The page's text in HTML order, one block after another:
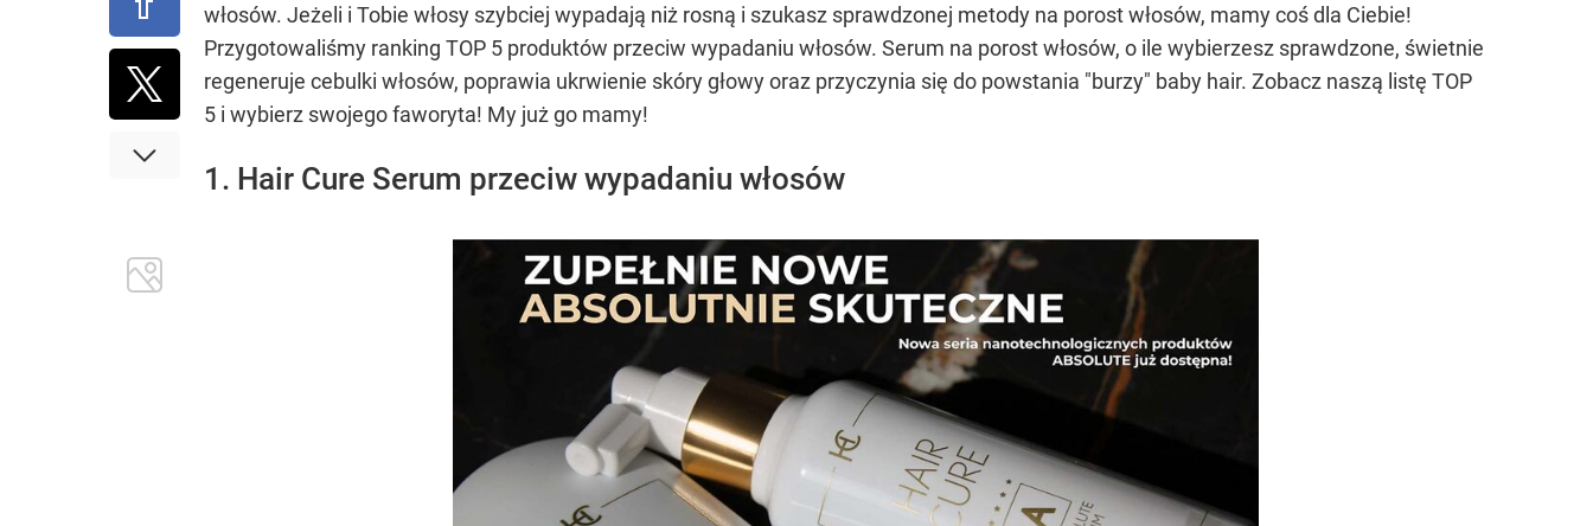
włosów. Jeżeli i Tobie włosy szybciej wypadają niż rosną i szukasz sprawdzonej metody na porost włosów, mamy coś dla Ciebie!
Przygotowaliśmy ranking TOP 5 produktów przeciw wypadaniu włosów. Serum na porost włosów, o ile wybierzesz sprawdzone, świetnie
regeneruje cebulki włosów, poprawia ukrwienie skóry głowy oraz przyczynia się do powstania "burzy" baby hair. Zobacz naszą listę TOP
5 i wybierz swojego faworyta! My już go mamy!
1. Hair Cure Serum przeciw wypadaniu włosów